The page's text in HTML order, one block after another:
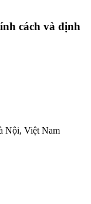
cách và định
Nội, Việt Nam